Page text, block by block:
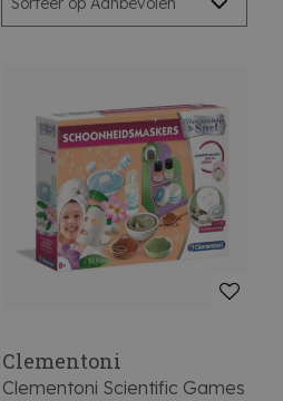
Clementoni
Clementoni Scientific Games